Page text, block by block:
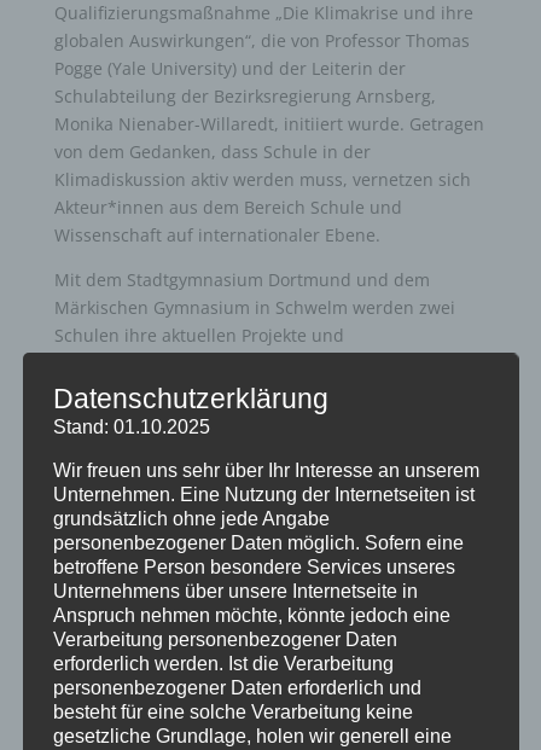
Qualifizierungsmaßnahme „Die Klimakrise und ihre
globalen Auswirkungen“, die von Professor Thomas
Pogge (Yale University) und der Leiterin der
Schulabteilung der Bezirksregierung Arnsberg,
Monika Nienaber-Willaredt, initiiert wurde. Getragen
von dem Gedanken, dass Schule in der
Klimadiskussion aktiv werden muss, vernetzen sich
Akteur*innen aus dem Bereich Schule und
Wissenschaft auf internationaler Ebene.
Mit dem Stadtgymnasium Dortmund und dem
Märkischen Gymnasium in Schwelm werden zwei
Schulen ihre aktuellen Projekte und
Nachhaltigkeit vorstellen. Das Märkische Gymnasium
Schwelm hat sich kürzlich mit dem Beitritt in die
zur klimaneutralen Schule gemacht.
Das Stadtgymnasium Dortmund richtet seit einiger
Zeit seinen Bildungsauftrag an den SDGs – den 17
Nachhaltigkeitszielen der Vereinten Nationen aus.
Dabei baut die Schule auf langjährige lokale und
internationale Aktivitäten auf.
Moderierende der staatlichen
Lehrer*innenfortbildung und Fachleitungen aus der
Lehrer*innenausbildung der Bezirksregierung
Datenschutzerklärung
Stand: 01.10.2025
Wir freuen uns sehr über Ihr Interesse an unserem
Unternehmen. Eine Nutzung der Internetseiten ist
grundsätzlich ohne jede Angabe
personenbezogener Daten möglich. Sofern eine
betroffene Person besondere Services unseres
Unternehmens über unsere Internetseite in
Anspruch nehmen möchte, könnte jedoch eine
Verarbeitung personenbezogener Daten
erforderlich werden. Ist die Verarbeitung
personenbezogener Daten erforderlich und
besteht für eine solche Verarbeitung keine
gesetzliche Grundlage, holen wir generell eine